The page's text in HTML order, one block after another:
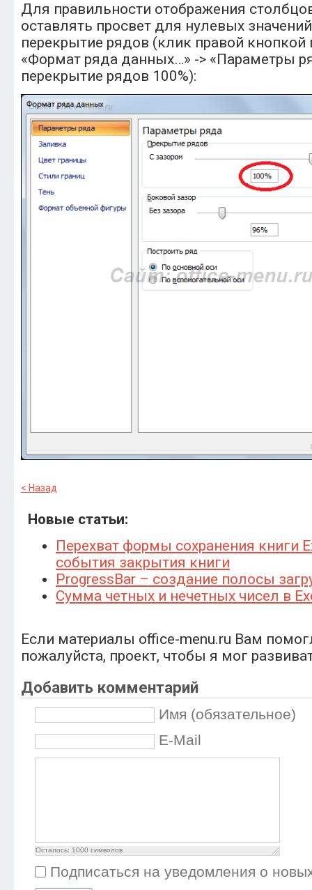
Для правильности отображения
оставлять просвет для нулевых
перекрытие рядов (клик правой
«Формат ряда данных…» -> «Параметры
перекрытие рядов 100%):
< Назад
Новые статьи:
Перехват формы сохранения книги
события закрытия книги
ProgressBar – создание полосы
Сумма четных и нечетных чисел в
Если материалы office-menu.ru Вам
пожалуйста, проект, чтобы я мог
Добавить комментарий
Имя (обязательное)
E-Mail
Осталось: 1000 символов
Подписаться на уведомления о